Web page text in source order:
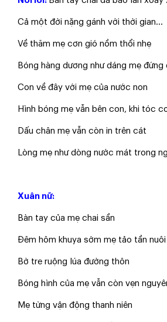
​Cả một đời nặng gánh với thời gian...
Về thăm mẹ cơn gió nồm thổi nhẹ
​Bóng hàng dương như dáng mẹ đứng
​Con về đây với mẹ của nước non
​Hình bóng mẹ vẫn bên con, khi tóc
​Dấu chân mẹ vẫn còn in trên cát
​Lòng mẹ như dòng nước mát trong
Xuân nữ:
​Bàn tay của mẹ chai sần
​Đêm hôm khuya sớm mẹ tảo tần
​Bờ tre ruộng lúa đường thôn
​Bóng hình của mẹ vẫn còn vẹn
​Mẹ từng vận động thanh niên